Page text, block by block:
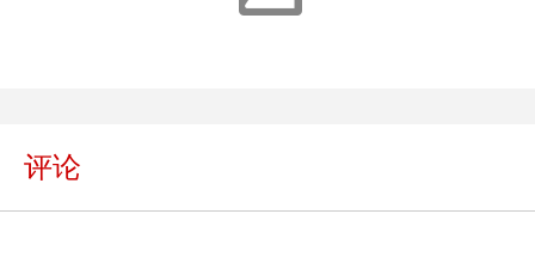
评论